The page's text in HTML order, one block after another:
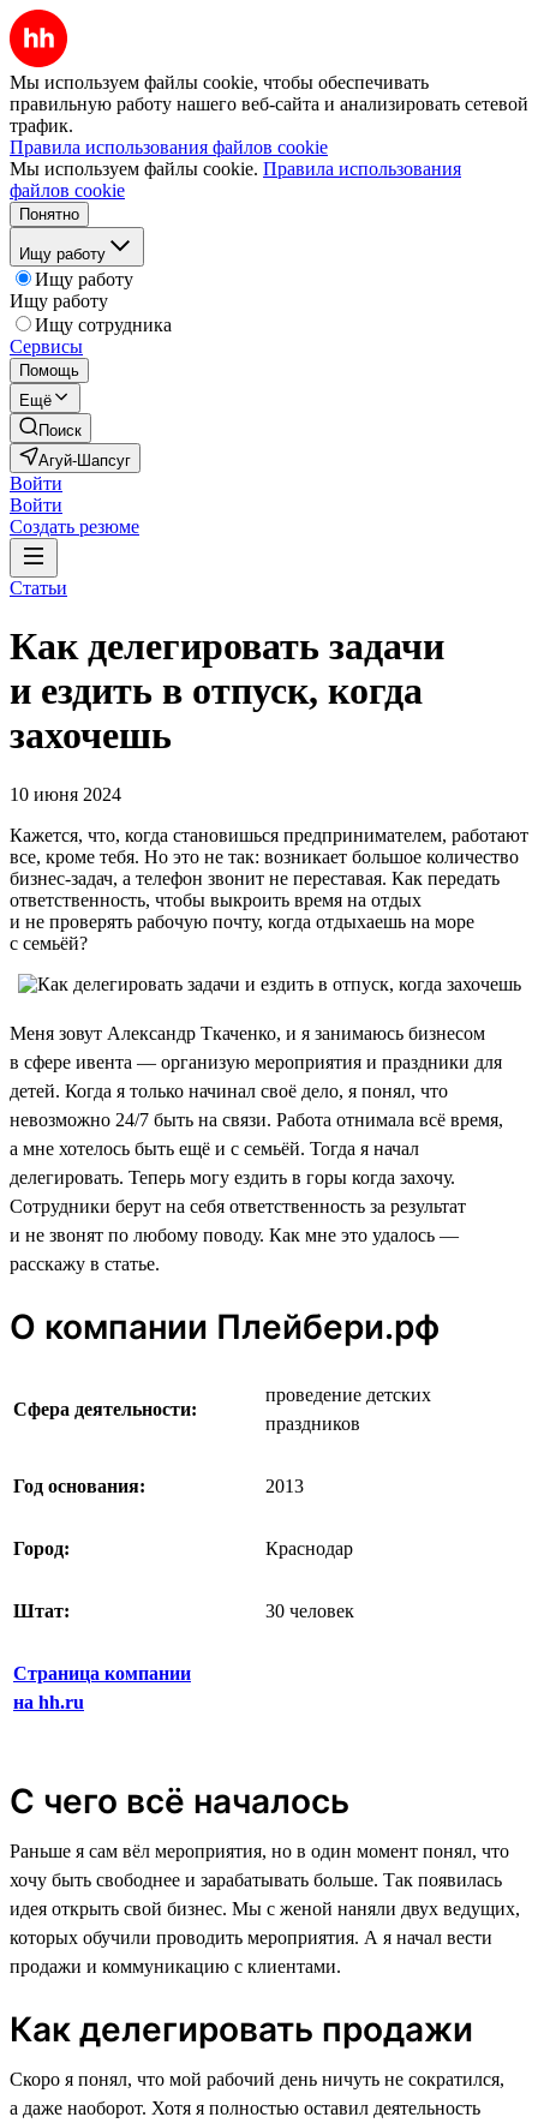
Мы используем файлы cookie, чтобы обеспечивать
правильную работу нашего веб-сайта и анализировать сетевой
трафик.
Правила использования файлов cookie
Мы используем файлы cookie. Правила использования
файлов cookie
Понятно
Ищу работу
Ищу работу
Ищу работу
Ищу сотрудника
Сервисы
Помощь
Ещё
Поиск
Агуй-Шапсуг
Войти
Войти
Создать резюме
Статьи
Как делегировать задачи
и ездить в отпуск, когда
захочешь
10 июня 2024
Кажется, что, когда становишься предпринимателем, работают
все, кроме тебя. Но это не так: возникает большое количество
бизнес-задач, а телефон звонит не переставая. Как передать
ответственность, чтобы выкроить время на отдых
и не проверять рабочую почту, когда отдыхаешь на море
с семьёй?
Меня зовут Александр Ткаченко, и я занимаюсь бизнесом
в сфере ивента — организую мероприятия и праздники для
детей. Когда я только начинал своё дело, я понял, что
невозможно 24/7 быть на связи. Работа отнимала всё время,
а мне хотелось быть ещё и с семьёй. Тогда я начал
делегировать. Теперь могу ездить в горы когда захочу.
Сотрудники берут на себя ответственность за результат
и не звонят по любому поводу. Как мне это удалось —
расскажу в статье.
О компании Плейбери.рф
Сфера деятельности:
проведение детских
праздников
Год основания: 2013
Город: Краснодар
Штат: 30 человек
Страница компании
на hh.ru
С чего всё началось
Раньше я сам вёл мероприятия, но в один момент понял, что
хочу быть свободнее и зарабатывать больше. Так появилась
идея открыть свой бизнес. Мы с женой наняли двух ведущих,
которых обучили проводить мероприятия. А я начал вести
продажи и коммуникацию с клиентами.
Как делегировать продажи
Скоро я понял, что мой рабочий день ничуть не сократился,
а даже наоборот. Хотя я полностью оставил деятельность